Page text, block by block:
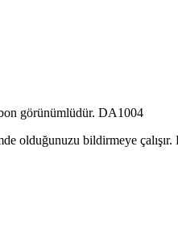
görünümlüdür. DA1004
olduğunuzu bildirmeye çalışır.